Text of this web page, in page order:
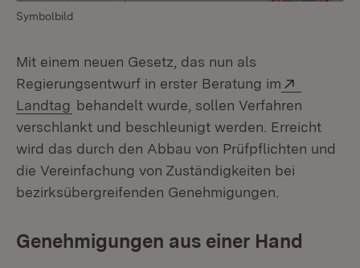
Symbolbild
Mit einem neuen Gesetz, das nun als
Regierungsentwurf in erster Beratung im
Landtag (Öffnet in neuem Fenster)
behandelt wurde, sollen Verfahren
verschlankt und beschleunigt werden. Erreicht
wird das durch den Abbau von Prüfpflichten und
die Vereinfachung von Zuständigkeiten bei
bezirksübergreifenden Genehmigungen.
Genehmigungen aus einer Hand